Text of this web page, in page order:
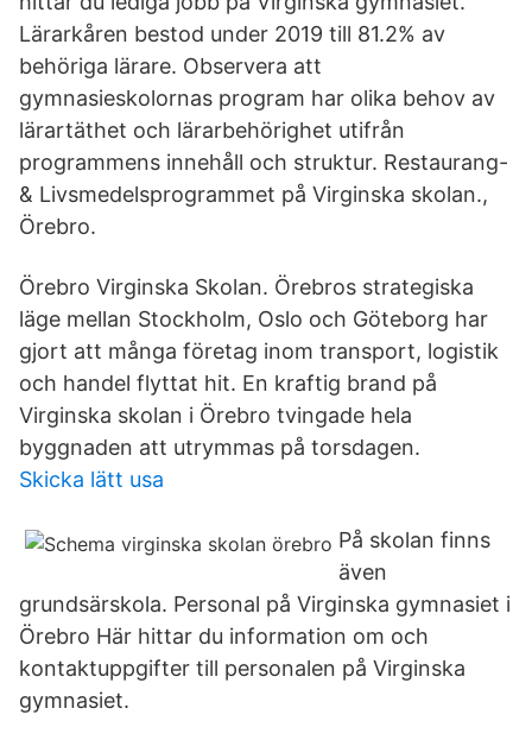
Lärarkåren bestod under 2019 till 81.2% av
behöriga lärare. Observera att
gymnasieskolornas program har olika behov av
lärartäthet och lärarbehörighet utifrån
programmens innehåll och struktur. Restaurang-
& Livsmedelsprogrammet på Virginska skolan.,
Örebro.
Örebro Virginska Skolan. Örebros strategiska
läge mellan Stockholm, Oslo och Göteborg har
gjort att många företag inom transport, logistik
och handel flyttat hit. En kraftig brand på
Virginska skolan i Örebro tvingade hela
byggnaden att utrymmas på torsdagen.
Skicka lätt usa
På skolan finns
även
grundsärskola. Personal på Virginska gymnasiet i
Örebro Här hittar du information om och
kontaktuppgifter till personalen på Virginska
gymnasiet.